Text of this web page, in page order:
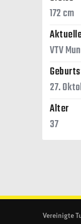
172 cm
VTV
27.
Alter
37
Vereinigte